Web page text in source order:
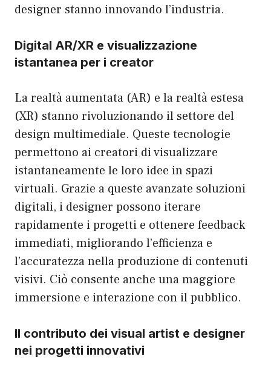
designer stanno innovando l’industria.
Digital AR/XR e visualizzazione
istantanea per i creator
La realtà aumentata (AR) e la realtà estesa
(XR) stanno rivoluzionando il settore del
design multimediale. Queste tecnologie
permettono ai creatori di visualizzare
istantaneamente le loro idee in spazi
virtuali. Grazie a queste avanzate soluzioni
digitali, i designer possono iterare
rapidamente i progetti e ottenere feedback
immediati, migliorando l’efficienza e
l’accuratezza nella produzione di contenuti
visivi. Ciò consente anche una maggiore
immersione e interazione con il pubblico.
Il contributo dei visual artist e designer
nei progetti innovativi